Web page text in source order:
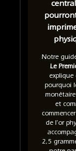
Notre
Le
explique
pourquoi
et
de l'or
2,5